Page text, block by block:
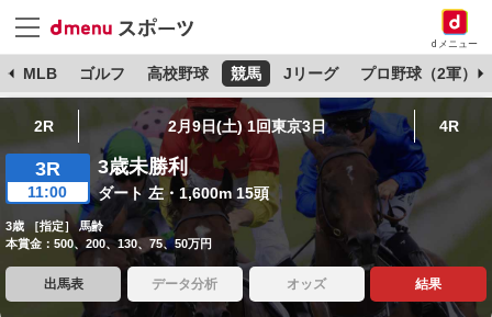
dメニュー
MLB ゴルフ 高校野球 競馬 Jリーグ プロ野球（2軍）
2R 2月9日(土) 1回東京3日 4R
3R
11:00
3歳未勝利
ダート 左・1,600m 15頭
3歳 ［指定］ 馬齢
本賞金：500、200、130、75、50万円
出馬表 データ分析 オッズ 結果